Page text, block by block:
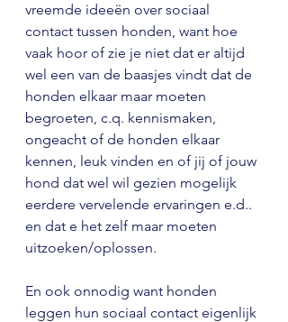
vreemde ideeën over sociaal
contact tussen honden, want hoe
vaak hoor of zie je niet dat er altijd
wel een van de baasjes vindt dat de
honden elkaar maar moeten
begroeten, c.q. kennismaken,
ongeacht of de honden elkaar
kennen, leuk vinden en of jij of jouw
hond dat wel wil gezien mogelijk
eerdere vervelende ervaringen e.d..
en dat e het zelf maar moeten
uitzoeken/oplossen.
En ook onnodig want honden
leggen hun sociaal contact eigenlijk